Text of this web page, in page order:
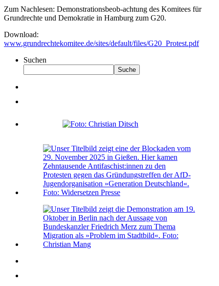
Zum Nachlesen: Demonstrationsbeob-achtung des Komitees für
Grundrechte und Demokratie in Hamburg zum G20.
Download:
www.grundrechtekomitee.de/sites/default/files/G20_Protest.pdf
Suchen
Suche